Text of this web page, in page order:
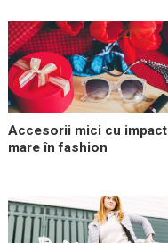
Accesorii mici cu impact
mare în fashion